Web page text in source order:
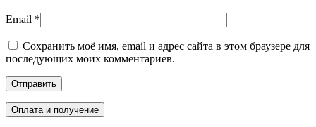
Email *
Сохранить моё имя, email и адрес сайта в этом браузере для
последующих моих комментариев.
Оплата и получение